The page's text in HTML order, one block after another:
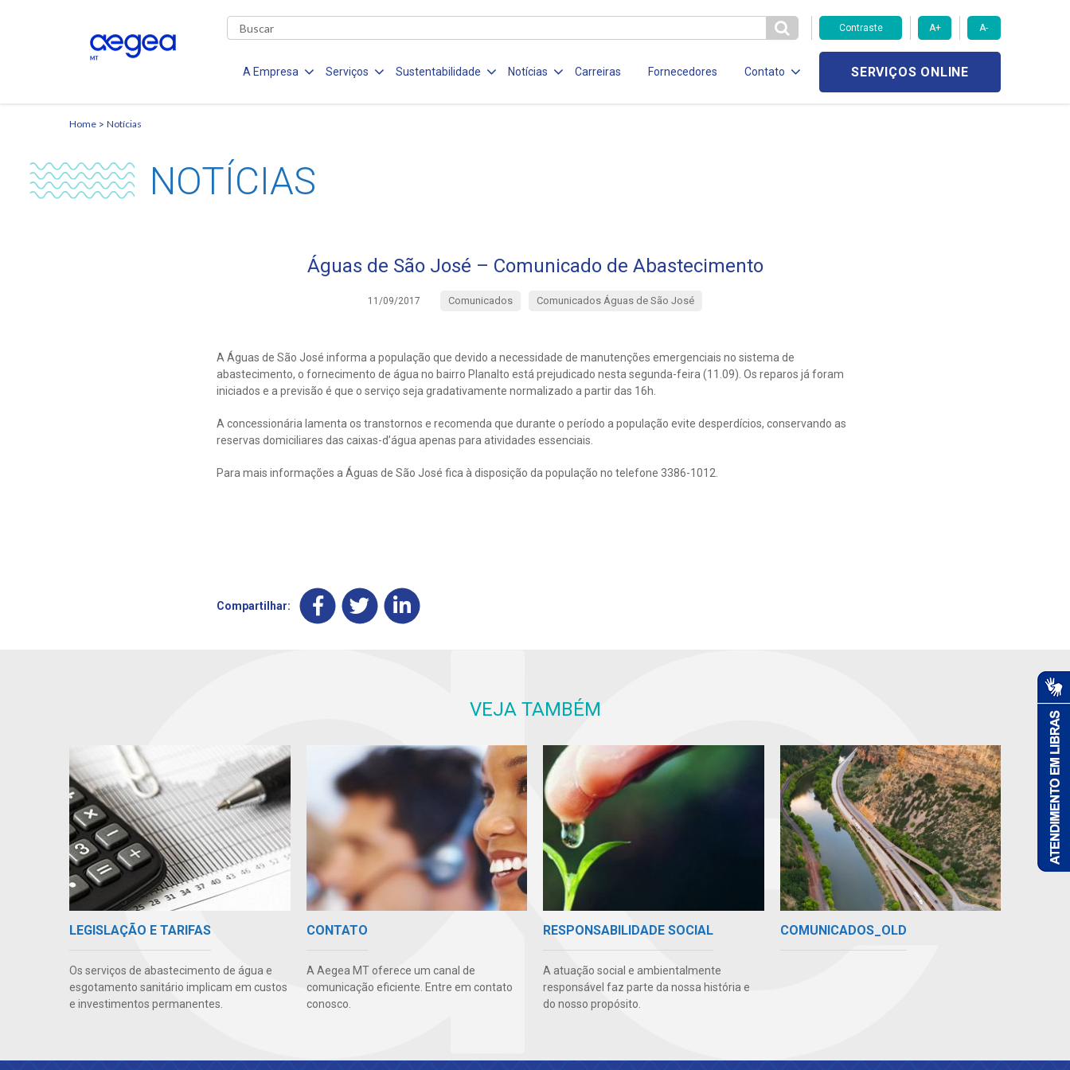
Contraste A+ A-
A Empresa Serviços Sustentabilidade Notícias Carreiras Fornecedores Contato SERVIÇOS ONLINE
Home Notícias
NOTÍCIAS
Águas de São José – Comunicado de Abastecimento
11/09/2017 Comunicados Comunicados Águas de São José
A Águas de São José informa a população que devido a necessidade de manutenções emergenciais no sistema de
abastecimento, o fornecimento de água no bairro Planalto está prejudicado nesta segunda-feira (11.09). Os reparos já foram
iniciados e a previsão é que o serviço seja gradativamente normalizado a partir das 16h.
A concessionária lamenta os transtornos e recomenda que durante o período a população evite desperdícios, conservando as
reservas domiciliares das caixas-d’água apenas para atividades essenciais.
Para mais informações a Águas de São José fica à disposição da população no telefone 3386-1012.
Compartilhar:
VEJA TAMBÉM
LEGISLAÇÃO E TARIFAS
Os serviços de abastecimento de água e
esgotamento sanitário implicam em custos
e investimentos permanentes.
CONTATO
A Aegea MT oferece um canal de
comunicação eficiente. Entre em contato
conosco.
RESPONSABILIDADE SOCIAL
A atuação social e ambientalmente
responsável faz parte da nossa história e
do nosso propósito.
COMUNICADOS_OLD